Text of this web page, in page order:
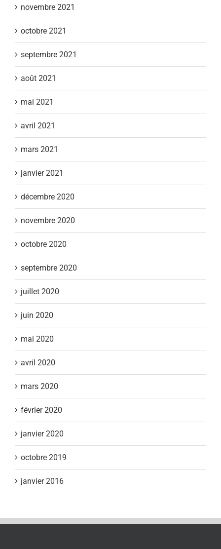
novembre 2021
octobre 2021
septembre 2021
août 2021
mai 2021
avril 2021
mars 2021
janvier 2021
décembre 2020
novembre 2020
octobre 2020
septembre 2020
juillet 2020
juin 2020
mai 2020
avril 2020
mars 2020
février 2020
janvier 2020
octobre 2019
janvier 2016